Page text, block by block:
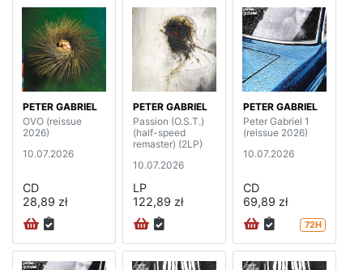
PETER GABRIEL
OVO (reissue
2026)
10.07.2026
CD
28,89 zł
PETER GABRIEL
Passion (O.S.T.)
(half-speed
remaster) (2LP)
10.07.2026
LP
122,89 zł
PETER GABRIEL
Peter Gabriel 1
(reissue 2026)
10.07.2026
CD
69,89 zł
72H